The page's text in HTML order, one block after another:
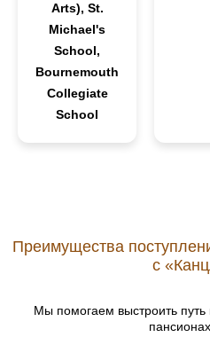
Arts), St.
Michael's
School,
Bournemouth
Collegiate
School
Преимущества
с
Мы помогаем выстроить путь